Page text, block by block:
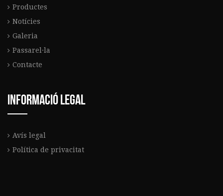
Productes
Notícies
Galeria
Passarel·la
Contacte
Informació legal
Avís legal
Política de privacitat